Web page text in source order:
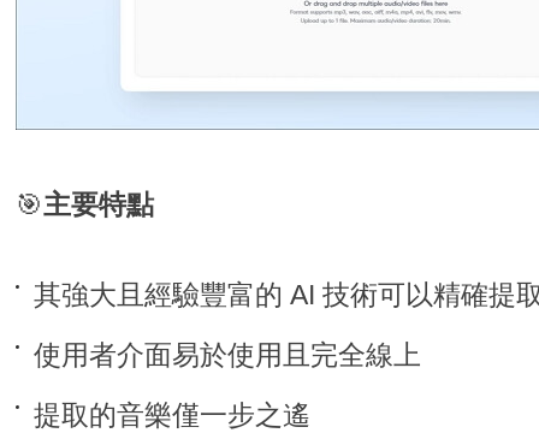
🎯主要特點
其強大且經驗豐富的 AI 技術可以精確提
使用者介面易於使用且完全線上
提取的音樂僅一步之遙